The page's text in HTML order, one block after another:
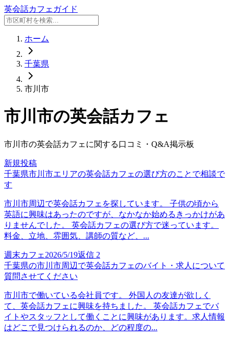
英会話カフェガイド
ホーム
千葉県
市川市
市川市の英会話カフェ
市川市の英会話カフェに関する口コミ・Q&A掲示板
新規投稿
千葉県市川市エリアの英会話カフェの選び方のことで相談で
す
市川市周辺で英会話カフェを探しています。 子供の頃から
英語に興味はあったのですが、なかなか始めるきっかけがあ
りませんでした。 英会話カフェの選び方で迷っています。
料金、立地、雰囲気、講師の質など、...
週末カフェ 2026/5/19返信 2
千葉県の市川市周辺で英会話カフェのバイト・求人について
質問させてください
市川市で働いている会社員です。 外国人の友達が欲しく
て、英会話カフェに興味を持ちました。 英会話カフェでバ
イトやスタッフとして働くことに興味があります。求人情報
はどこで見つけられるのか、どの程度の...